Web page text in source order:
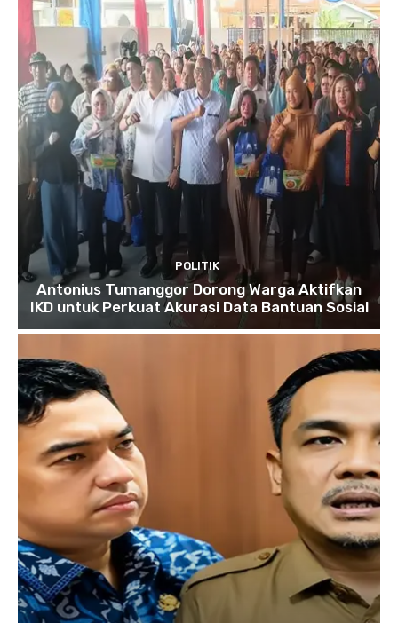
POLITIK
Antonius Tumanggor Dorong Warga Aktifkan
IKD untuk Perkuat Akurasi Data Bantuan Sosial